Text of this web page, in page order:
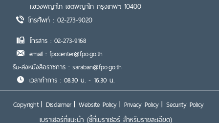
แขวงพญาไท เขตพญาไท กรุงเทพฯ 10400
โทรศัพท์ : 02-273-9020
โทรสาร : 02-273-9168
email : fpocenter@fpo.go.th
รับ-ส่งหนังสือราชการ : saraban@fpo.go.th
เวลาทำการ : 08.30 น. - 16.30 น.
Copyright Disclaimer Website Policy Privacy Policy Security Policy
เบราเซอร์ที่แนะนำ (ชี้ที่เบราเซอร์ สำหรับรายละเอียด)